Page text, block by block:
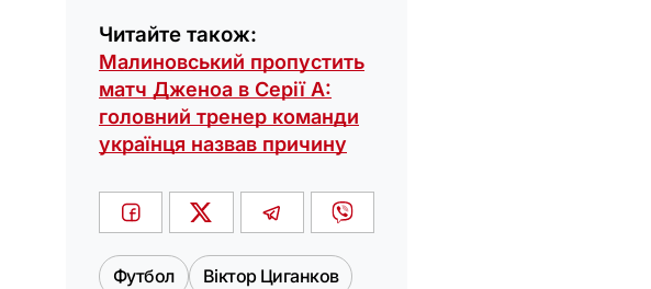
Читайте також:
Малиновський пропустить
матч Дженоа в Серії А:
головний тренер команди
українця назвав причину
Футбол
Віктор Циганков